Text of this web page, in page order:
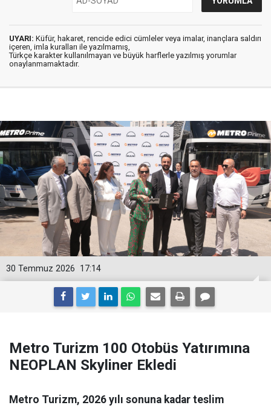
UYARI: Küfür, hakaret, rencide edici cümleler veya imalar, inançlara saldırı
içeren, imla kuralları ile yazılmamış,
Türkçe karakter kullanılmayan ve büyük harflerle yazılmış yorumlar
onaylanmamaktadır.
17:14
30 Temmuz 2026
Metro Turizm 100 Otobüs Yatırımına
NEOPLAN Skyliner Ekledi
Metro Turizm, 2026 yılı sonuna kadar teslim